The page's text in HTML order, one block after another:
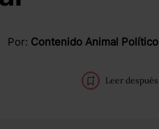
Por: Contenido Animal Político
Leer después